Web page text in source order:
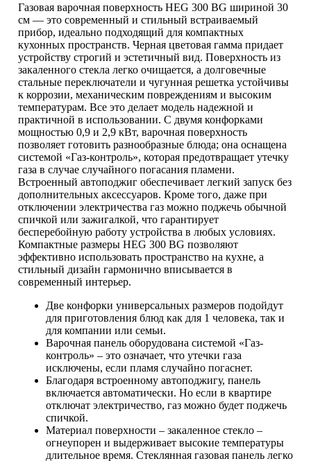
Газовая варочная поверхность HEG 300 BG шириной 30
см — это современный и стильный встраиваемый
прибор, идеально подходящий для компактных
кухонных пространств. Черная цветовая гамма придает
устройству строгий и эстетичный вид. Поверхность из
закаленного стекла легко очищается, а долговечные
стальные переключатели и чугунная решетка устойчивы
к коррозии, механическим повреждениям и высоким
температурам. Все это делает модель надежной и
практичной в использовании. С двумя конфорками
мощностью 0,9 и 2,9 кВт, варочная поверхность
позволяет готовить разнообразные блюда; она оснащена
системой «Газ-контроль», которая предотвращает утечку
газа в случае случайного погасания пламени.
Встроенный автоподжиг обеспечивает легкий запуск без
дополнительных аксессуаров. Кроме того, даже при
отключении электричества газ можно поджечь обычной
спичкой или зажигалкой, что гарантирует
бесперебойную работу устройства в любых условиях.
Компактные размеры HEG 300 BG позволяют
эффективно использовать пространство на кухне, а
стильный дизайн гармонично вписывается в
современный интерьер.
Две конфорки универсальных размеров подойдут
для приготовления блюд как для 1 человека, так и
для компании или семьи.
Варочная панель оборудована системой «Газ-
контроль» – это означает, что утечки газа
исключены, если пламя случайно погаснет.
Благодаря встроенному автоподжигу, панель
включается автоматически. Но если в квартире
отключат электричество, газ можно будет поджечь
спичкой.
Материал поверхности – закаленное стекло –
огнеупорен и выдерживает высокие температуры
длительное время. Стеклянная газовая панель легко